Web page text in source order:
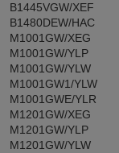
B1445VGW/XEF
B1480DEW/HAC
M1001GW/XEG
M1001GW/YLP
M1001GW/YLW
M1001GW1/YLW
M1001GWE/YLR
M1201GW/XEG
M1201GW/YLP
M1201GW/YLW